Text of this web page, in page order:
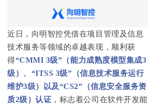
近日，向明智控凭借在项目管理及信息
技术服务等领域的卓越表现，顺利获
得“CMMI 3级”（能力成熟度模型集成3
级）、“ITSS 3级”（信息技术服务运行
维护3级）以及“CS2”（信息安全服务资
质2级）认证 ，标志着公司在软件开发能